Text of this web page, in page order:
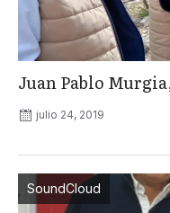
Juan Pablo
julio 24, 2019
SoundCloud